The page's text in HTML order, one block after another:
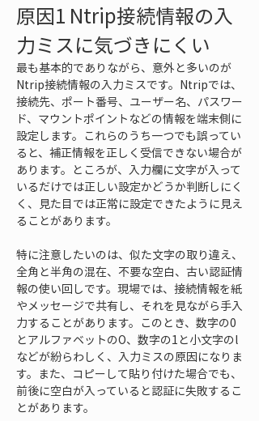
原因1 Ntrip接続情報の入
力ミスに気づきにくい
最も基本的でありながら、意外と多いのが
Ntrip接続情報の入力ミスです。Ntripでは、
接続先、ポート番号、ユーザー名、パスワー
ド、マウントポイントなどの情報を端末側に
設定します。これらのうち一つでも誤ってい
ると、補正情報を正しく受信できない場合が
あります。ところが、入力欄に文字が入って
いるだけでは正しい設定かどうか判断しにく
く、見た目では正常に設定できたように見え
ることがあります。
特に注意したいのは、似た文字の取り違え、
全角と半角の混在、不要な空白、古い認証情
報の使い回しです。現場では、接続情報を紙
やメッセージで共有し、それを見ながら手入
力することがあります。このとき、数字の0
とアルファベットのO、数字の1と小文字のl
などが紛らわしく、入力ミスの原因になりま
す。また、コピーして貼り付けた場合でも、
前後に空白が入っていると認証に失敗するこ
とがあります。